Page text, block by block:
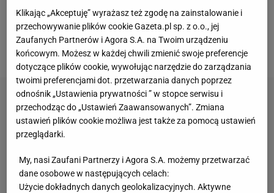
poddał Jakuba Mroczkiewicza. Poddania to zresztą
jego znak firmowy - aż trzykrotnie w ten właśnie
sposób wygrywał ze swoimi rywalami.
Klikając „Akceptuję” wyrażasz też zgodę na zainstalowanie i
przechowywanie plików cookie Gazeta.pl sp. z o.o., jej
Zaufanych Partnerów i Agora S.A. na Twoim urządzeniu
końcowym. Możesz w każdej chwili zmienić swoje preferencje
dotyczące plików cookie, wywołując narzędzie do zarządzania
twoimi preferencjami dot. przetwarzania danych poprzez
odnośnik „Ustawienia prywatności ” w stopce serwisu i
przechodząc do „Ustawień Zaawansowanych”. Zmiana
ustawień plików cookie możliwa jest także za pomocą ustawień
przeglądarki.
My, nasi Zaufani Partnerzy i Agora S.A. możemy przetwarzać
dane osobowe w następujących celach:
Użycie dokładnych danych geolokalizacyjnych. Aktywne